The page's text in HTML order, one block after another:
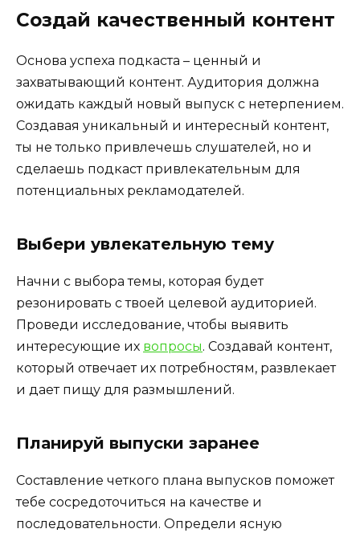
Создай качественный контент
Основа успеха подкаста – ценный и
захватывающий контент. Аудитория должна
ожидать каждый новый выпуск с нетерпением.
Создавая уникальный и интересный контент,
ты не только привлечешь слушателей, но и
сделаешь подкаст привлекательным для
потенциальных рекламодателей.
Выбери увлекательную тему
Начни с выбора темы, которая будет
резонировать с твоей целевой аудиторией.
Проведи исследование, чтобы выявить
интересующие их вопросы. Создавай контент,
который отвечает их потребностям, развлекает
и дает пищу для размышлений.
Планируй выпуски заранее
Составление четкого плана выпусков поможет
тебе сосредоточиться на качестве и
последовательности. Определи ясную